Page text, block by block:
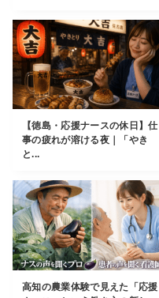
【徳島・応援ナースの休日】仕
事の疲れが溶ける夜｜「やき
と...
高知の農業体験で見えた「応援